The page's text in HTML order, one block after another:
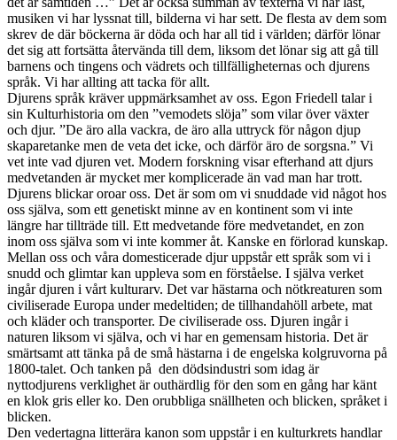
musiken vi har lyssnat till, bilderna vi har sett. De flesta av dem som
skrev de där böckerna är döda och har all tid i världen; därför lönar
det sig att fortsätta återvända till dem, liksom det lönar sig att gå till
barnens och tingens och vädrets och tillfälligheternas och djurens
språk. Vi har allting att tacka för allt.
Djurens språk kräver uppmärksamhet av oss. Egon Friedell talar i
sin Kulturhistoria om den ”vemodets slöja” som vilar över växter
och djur. ”De äro alla vackra, de äro alla uttryck för någon djup
skaparetanke men de veta det icke, och därför äro de sorgsna.” Vi
vet inte vad djuren vet. Modern forskning visar efterhand att djurs
medvetanden är mycket mer komplicerade än vad man har trott.
Djurens blickar oroar oss. Det är som om vi snuddade vid något hos
oss själva, som ett genetiskt minne av en kontinent som vi inte
längre har tillträde till. Ett medvetande före medvetandet, en zon
inom oss själva som vi inte kommer åt. Kanske en förlorad kunskap.
Mellan oss och våra domesticerade djur uppstår ett språk som vi i
snudd och glimtar kan uppleva som en förståelse. I själva verket
ingår djuren i vårt kulturarv. Det var hästarna och nötkreaturen som
civiliserade Europa under medeltiden; de tillhandahöll arbete, mat
och kläder och transporter. De civiliserade oss. Djuren ingår i
naturen liksom vi själva, och vi har en gemensam historia. Det är
smärtsamt att tänka på de små hästarna i de engelska kolgruvorna på
1800-talet. Och tanken på den dödsindustri som idag är
nyttodjurens verklighet är outhärdlig för den som en gång har känt
en klok gris eller ko. Den orubbliga snällheten och blicken, språket i
blicken.
Den vedertagna litterära kanon som uppstår i en kulturkrets handlar